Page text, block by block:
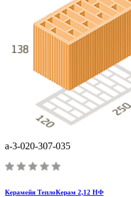
a-3-020-307-035
Керамейя ТеплоКерам 2,12 НФ